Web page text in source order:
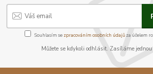
Souhlasím se zpracováním osobních údajůza účelem
Můžete se kdykoli odhlásit. Zasíláme